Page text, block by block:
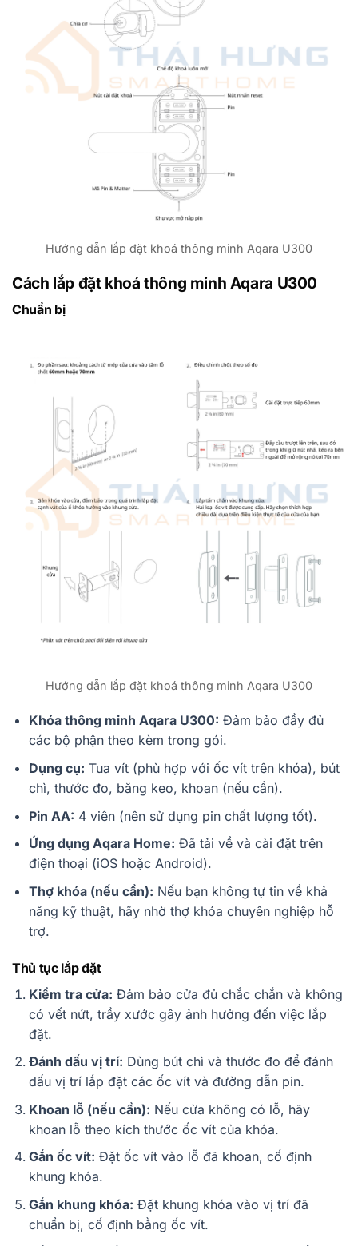
Hướng dẫn lắp đặt khoá thông minh Aqara U300
Cách lắp đặt khoá thông minh Aqara U300
Chuẩn bị
Hướng dẫn lắp đặt khoá thông minh Aqara U300
Khóa thông minh Aqara U300: Đảm bảo đầy đủ
các bộ phận theo kèm trong gói.
Dụng cụ: Tua vít (phù hợp với ốc vít trên khóa), bút
chì, thước đo, băng keo, khoan (nếu cần).
Pin AA: 4 viên (nên sử dụng pin chất lượng tốt).
Ứng dụng Aqara Home: Đã tải về và cài đặt trên
điện thoại (iOS hoặc Android).
Thợ khóa (nếu cần): Nếu bạn không tự tin về khả
năng kỹ thuật, hãy nhờ thợ khóa chuyên nghiệp hỗ
trợ.
Thủ tục lắp đặt
Kiểm tra cửa: Đảm bảo cửa đủ chắc chắn và không
có vết nứt, trầy xước gây ảnh hưởng đến việc lắp
đặt.
Đánh dấu vị trí: Dùng bút chì và thước đo để đánh
dấu vị trí lắp đặt các ốc vít và đường dẫn pin.
Khoan lỗ (nếu cần): Nếu cửa không có lỗ, hãy
khoan lỗ theo kích thước ốc vít của khóa.
Gắn ốc vít: Đặt ốc vít vào lỗ đã khoan, cố định
khung khóa.
Gắn khung khóa: Đặt khung khóa vào vị trí đã
chuẩn bị, cố định bằng ốc vít.